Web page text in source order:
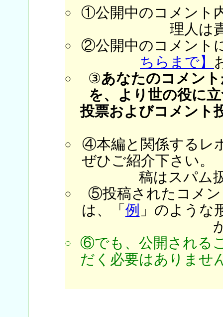
①公開中のコメント
理人は
②公開中のコメント
ちらまで】
③あなたのコメン
を、より世の役に
投票およびコメント
④本編と関係するレ
ぜひご紹介下さい。
稿はスパム
⑤投稿されたコメン
は、「 例 」のような
⑥でも、公開される
だく必要はありませ